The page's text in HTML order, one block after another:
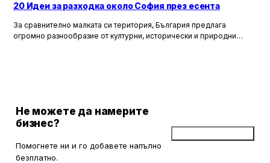
20 Идеи за разходка около София през есента
За сравнително малката си територия, България предлага
огромно разнообразие от културни, исторически и природни
Не можете да намерите
бизнес?
Помогнете ни и го добавете напълно
безплатно.